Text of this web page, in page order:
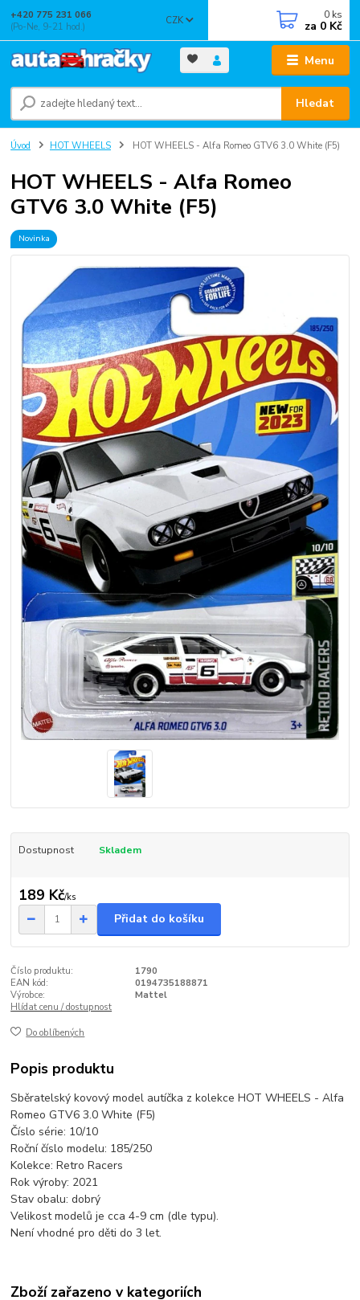
Menu
CZK
Hledat
+420 775 231 066
(Po-Ne, 9-21 hod.)
0 ks
za 0 Kč
Úvod HOT WHEELS HOT WHEELS - Alfa Romeo GTV6 3.0 White (F5)
HOT WHEELS - Alfa Romeo
GTV6 3.0 White (F5)
Novinka
Dostupnost Skladem
189 Kč/ks
Přidat do košíku
Číslo produktu:
1790
EAN kód:
0194735188871
Výrobce:
Mattel
Hlídat cenu / dostupnost
Do oblíbených
Popis produktu
Sběratelský kovový model autíčka z kolekce HOT WHEELS - Alfa
Romeo GTV6 3.0 White (F5)
Číslo série: 10/10
Roční číslo modelu: 185/250
Kolekce: Retro Racers
Rok výroby: 2021
Stav obalu: dobrý
Velikost modelů je cca 4-9 cm (dle typu).
Není vhodné pro děti do 3 let.
Zboží zařazeno v kategoriích